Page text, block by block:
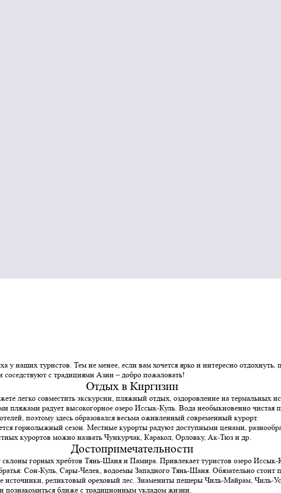
у наших туристов. Тем не менее, если вам хочется ярко и интересно отдохнуть,
соседствуют с традициями Азии – добро пожаловать!
Отдых в Киргизии
легко совместить экскурсии, пляжный отдых, оздоровление на термальных
радует высокогорное озеро Иссык-Куль. Вода необыкновенно чистая
поэтому здесь образовался весьма оживленный современный курорт.
горнолыжный сезон. Местные курорты радуют доступными ценами,
курортов можно назвать Чункурчак, Каракол, Орловку, Ак-Тюз и др.
Достопримечательности
горных хребтов Тянь-Шаня и Памира. Привлекает туристов озеро
Сон-Куль, Сары-Челек, водоемы Западного Тянь-Шаня. Обязательно стоит
источники, реликтовый ореховый лес. Знамениты пещеры Чиль-Майрам, Чиль-
познакомиться ближе с традиционным укладом жизни.